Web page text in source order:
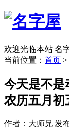
欢迎光临本站 名
当前位置： 首页 >
今天是不是
农历五月初
作者：大师兄 发